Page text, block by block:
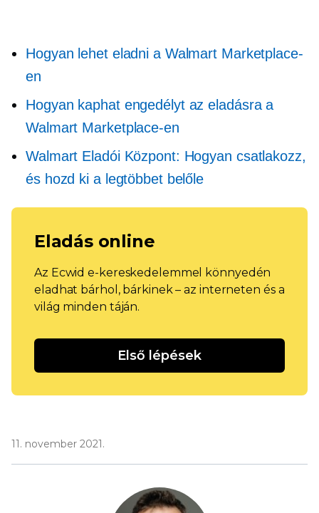
Hogyan lehet eladni a Walmart Marketplace-
en
Hogyan kaphat engedélyt az eladásra a
Walmart Marketplace-en
Walmart Eladói Központ: Hogyan csatlakozz,
és hozd ki a legtöbbet belőle
Eladás online
Az Ecwid e-kereskedelemmel könnyedén
eladhat bárhol, bárkinek – az interneten és a
világ minden táján.
Első lépések
11. november 2021.